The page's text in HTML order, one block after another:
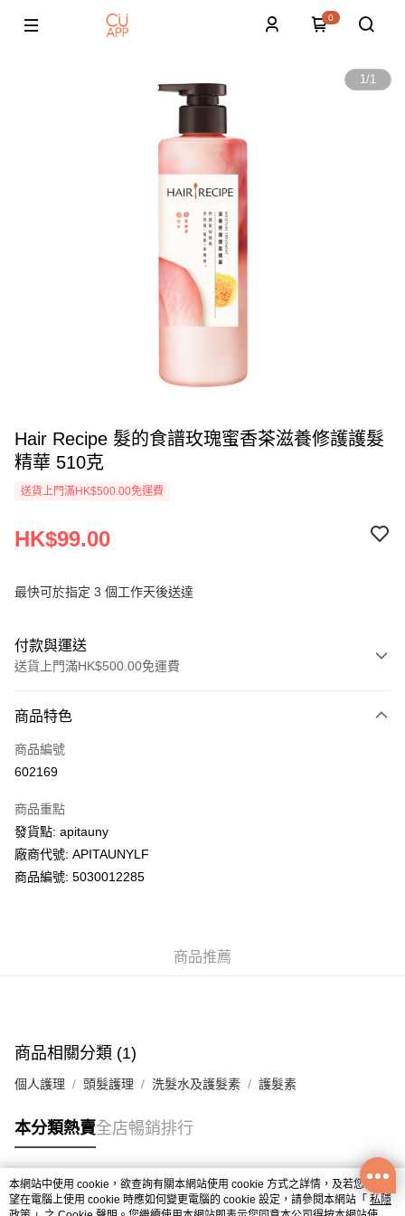
0
1/1
Hair Recipe 髮的食譜玫瑰蜜香茶滋養修護護髮
精華 510克
送貨上門滿HK$500.00免運費
HK$99.00
最快可於指定 3 個工作天後送達
付款與運送
送貨上門滿HK$500.00免運費
信用卡
AlipayHK
WeChat Pay
送貨方式
每筆HK$50.00，滿HK$200.00或以上免運費
UNY 門市自取
商品特色
商品編號
602169
商品重點
發貨點: apitauny
廠商代號: APITAUNYLF
商品編號: 5030012285
商品推薦
商品相關分類 (1)
個人護理 頭髮護理 洗髮水及護髮素 護髮素
本分類熱賣全店暢銷排行
熱門標籤
本網站中使用 cookie，欲查詢有關本網站使用 cookie 方式之詳情，及若您不希
望在電腦上使用 cookie 時應如何變更電腦的 cookie 設定，請參閱本網站「 私隱